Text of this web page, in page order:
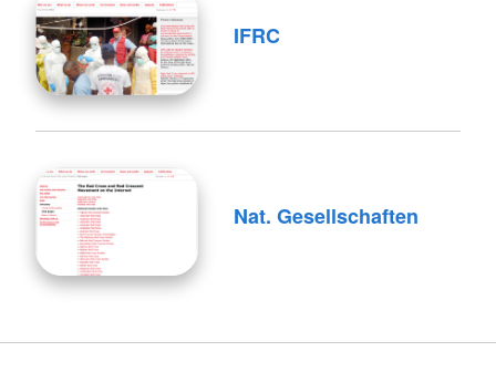
IFRC
Nat. Gesellschaften